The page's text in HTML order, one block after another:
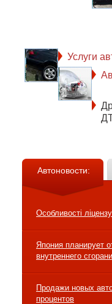
Услуги
Автоновости:
Особливості
Япония планирует
внутреннего
Продажи новых
процентов